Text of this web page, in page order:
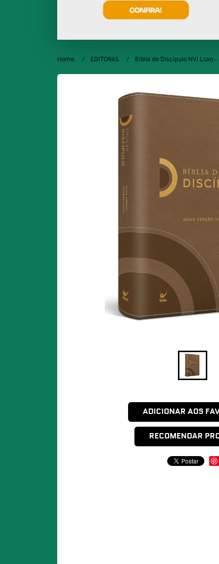
Home EDITORAS Bíblia do Discípulo NVI Luxo
ADICIONAR AOS
RECOMENDAR